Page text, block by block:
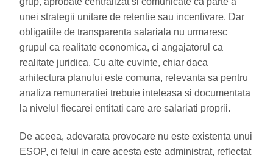
unei strategii unitare de retentie sau incentivare. Dar
obligatiile de transparenta salariala nu urmaresc
grupul ca realitate economica, ci angajatorul ca
realitate juridica. Cu alte cuvinte, chiar daca
arhitectura planului este comuna, relevanta sa pentru
analiza remuneratiei trebuie inteleasa si documentata
la nivelul fiecarei entitati care are salariati proprii.
De aceea, adevarata provocare nu este existenta unui
ESOP, ci felul in care acesta este administrat, reflectat